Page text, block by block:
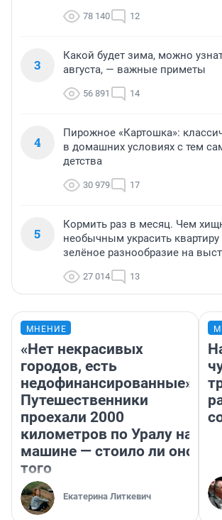
78 140 12
3
Какой будет зима, можно
августа, — важные приметы
56 891 14
4
Пирожное «Картошка»:
в домашних условиях с тем
детства
30 979 17
5
Кормить раз в месяц. Чем
необычным украсить
зелёное разнообразие на
27 014 13
МНЕНИЕ
«Нет некрасивых
городов, есть
недофинансированные».
Путешественники
проехали 2000
километров по Уралу на
машине — стоило ли оно
того
Екатерина Литкевич